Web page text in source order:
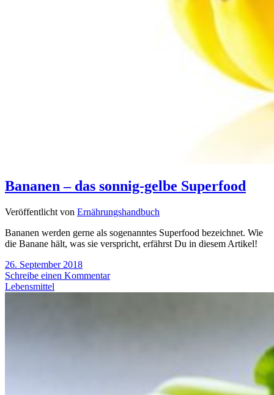
Bananen – das sonnig-gelbe Superfood
Veröffentlicht von Ernährungshandbuch
Bananen werden gerne als sogenanntes Superfood bezeichnet. Wie
die Banane hält, was sie verspricht, erfährst Du in diesem Artikel!
26. September 2018
Schreibe einen Kommentar
Lebensmittel